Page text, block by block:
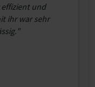
effizient und
ihr war sehr